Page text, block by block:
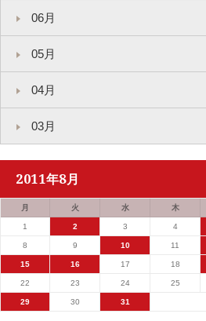
06月
05月
04月
03月
2011年8月
月 火 水 木
1 2 3 4
8 9 10 11
15 16 17 18
22 23 24 25
29 30 31